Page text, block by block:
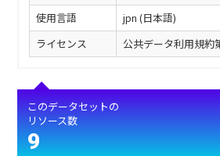
使用言語
jpn (日本語)
ライセンス
公共データ利用規約
このデータセットの
リソース数
9